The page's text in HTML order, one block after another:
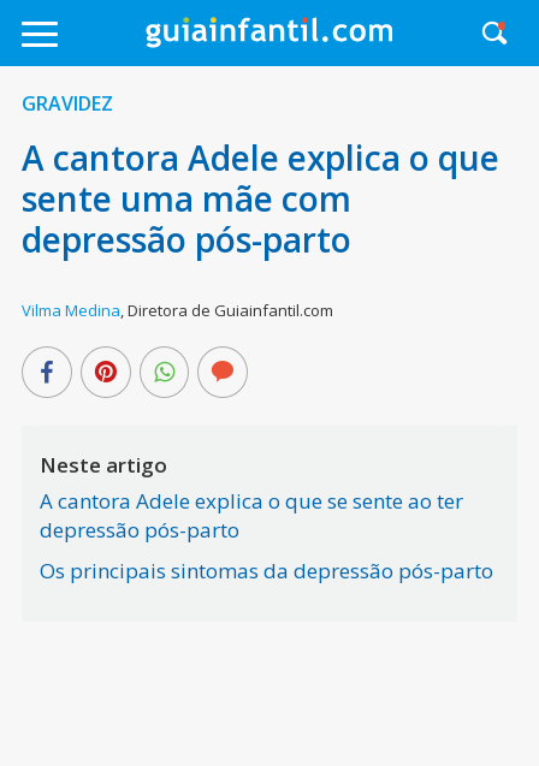
GRAVIDEZ
A cantora Adele explica o que
sente uma mãe com
depressão pós-parto
Vilma Medina,Diretora de Guiainfantil.com
Neste artigo
A cantora Adele explica o que se sente ao ter
depressão pós-parto
Os principais sintomas da depressão pós-parto